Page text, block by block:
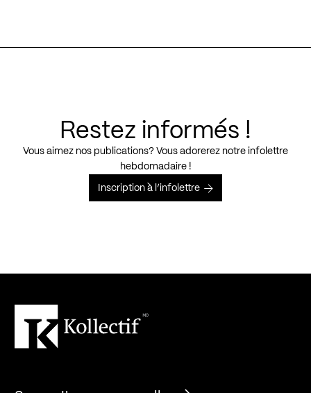
Restez informés !
Vous aimez nos publications? Vous adorerez notre infolettre
hebdomadaire !
Inscription à l’infolettre